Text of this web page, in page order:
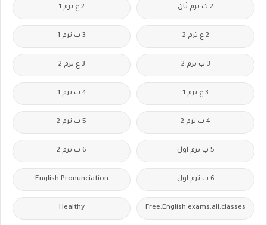
2 ث ترم ثان 2 ع ترم 1
2 ع ترم 2 3 ب ترم 1
3 ب ترم 2 3 ع ترم 2
3 ع ترم 1 4 ب ترم 1
4 ب ترم 2 5 ب ترم 2
5 ب ترم اول 6 ب ترم 2
6 ب ترم اول English Pronunciation
Free.English.exams.all.classes
Healthy